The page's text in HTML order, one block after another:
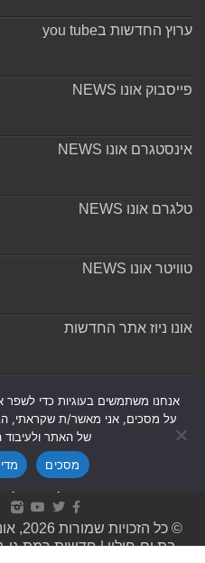
ערוץ החדשות בyou tube
פייסבוק אונו NEWS
אינסטגרם אונו NEWS
טלגרם אונו NEWS
טוויטר אונו NEWS
אונו ניוז אתר החדשות
© כל הזכויות שמורות 2026, אונו-ניוז.
בת ים-חולון|חדשות רמת גן-
אנחנו משתמשים בעוגיות כדי
על מסכים, אני מאשר/ת שקראתי,
של האתר ולעיבוד
מסכים